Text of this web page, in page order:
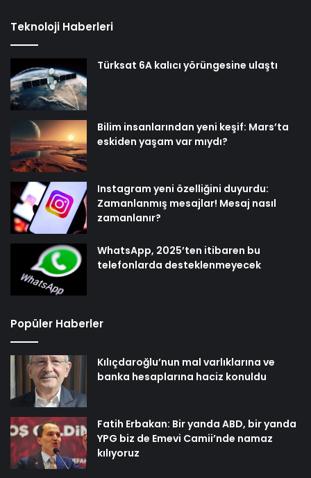
Teknoloji Haberleri
Türksat 6A kalıcı yörüngesine ulaştı
Bilim insanlarından yeni keşif: Mars’ta
eskiden yaşam var mıydı?
Instagram yeni özelliğini duyurdu:
Zamanlanmış mesajlar! Mesaj nasıl
zamanlanır?
WhatsApp, 2025’ten itibaren bu
telefonlarda desteklenmeyecek
Popüler Haberler
Kılıçdaroğlu’nun mal varlıklarına ve
banka hesaplarına haciz konuldu
Fatih Erbakan: Bir yanda ABD, bir yanda
YPG biz de Emevi Camii’nde namaz
kılıyoruz